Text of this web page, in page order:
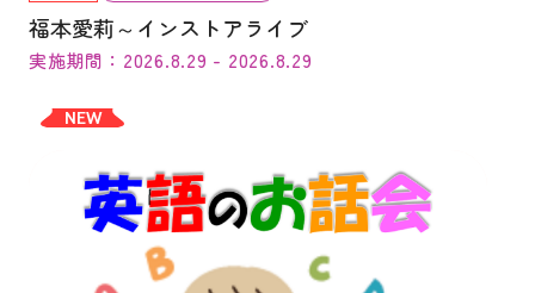
福本愛莉～インストアライブ
実施期間：2026.8.29 - 2026.8.29
NEW